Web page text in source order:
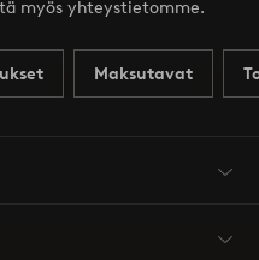
myös yhteystietomme.
Maksutavat